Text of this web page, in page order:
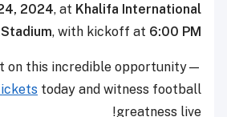
2024, at Khalifa International
Stadium, with kickoff at 6:00 PM.
on this incredible opportunity—
today and witness football
greatness live!